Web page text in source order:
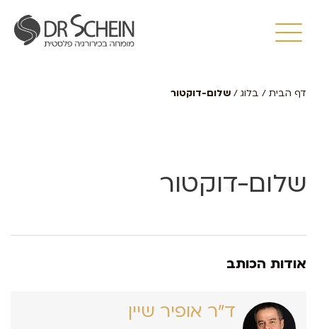
דף הבית / בלוג / שלום-דוקטור
שלום-דוקטור
אודות הכותב
ד״ר אופיר שיין